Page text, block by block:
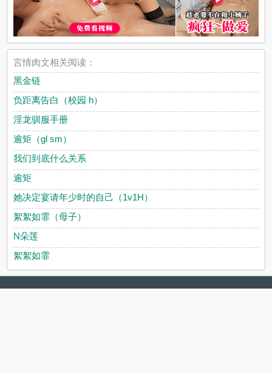
言情肉文相关阅读：
黑金链
负距离告白（校园 h）
淫龙驯服手册
逾矩（gl sm）
我们到底什么关系
逾矩
她决定宴请年少时的自己（1v1H）
絮絮如霏（母子）
N朵莲
絮絮如霏